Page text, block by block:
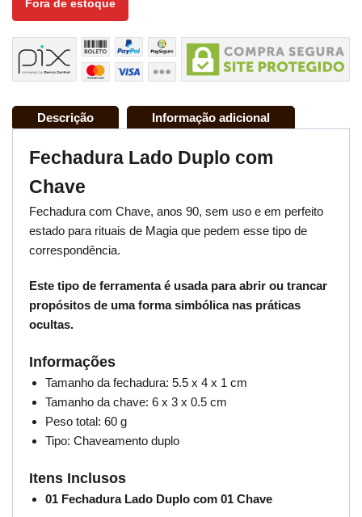
Fora de estoque
Descrição Informação adicional
Fechadura Lado Duplo com
Chave
Fechadura com Chave, anos 90, sem uso e em perfeito
estado para rituais de Magia que pedem esse tipo de
correspondência.
Este tipo de ferramenta é usada para abrir ou trancar
propósitos de uma forma simbólica nas práticas
ocultas.
Informações
Tamanho da fechadura: 5.5 x 4 x 1 cm
Tamanho da chave: 6 x 3 x 0.5 cm
Peso total: 60 g
Tipo: Chaveamento duplo
Itens Inclusos
01 Fechadura Lado Duplo com 01 Chave